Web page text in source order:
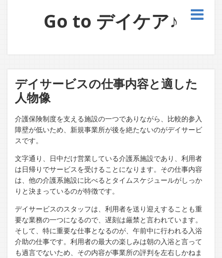
Go to デイケア♪
デイサービスの仕事内容と適した
人物像
介護保険制度を支える施設の一つでありながら、比較的参入
障壁が低いため、新規事業所が後を絶たないのがデイサービ
スです。
文字通り、日中だけ営業している介護系施設であり、利用者
は日帰りでサービスを受けることになります。その仕事内容
は、他の介護系施設に比べるとタイムスケジュールがしっか
りと決まっているのが特徴です。
デイサービスのスタッフは、利用者を送り迎えすることも重
要な業務の一つになるので、遅刻は厳禁と言われています。
そして、特に重要な仕事となるのが、午前中に行われる入浴
介助の仕事です。利用者の最大の楽しみは朝の入浴と言って
も過言でないため、その内容が事業所の評判を左右しかねま